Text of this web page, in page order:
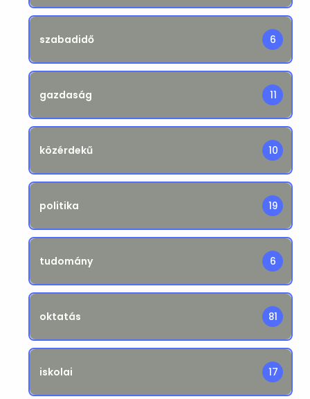
szabadidő 6
gazdaság 11
közérdekű 10
politika 19
tudomány 6
oktatás 81
iskolai 17